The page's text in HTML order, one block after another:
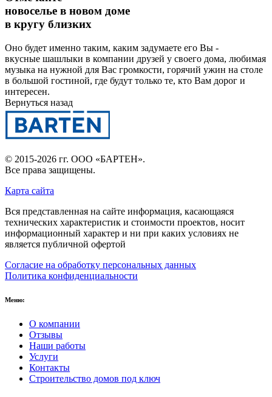
новоселье в новом доме
в кругу близких
Оно будет именно таким, каким задумаете его Вы -
вкусные шашлыки в компании друзей у своего дома, любимая
музыка на нужной для Вас громкости, горячий ужин на столе
в большой гостиной, где будут только те, кто Вам дорог и
интересен.
Вернуться назад
© 2015-2026 гг. ООО «БАРТЕН».
Все права защищены.
Карта сайта
Вся представленная на сайте информация, касающаяся
технических характеристик и стоимости проектов, носит
информационный характер и ни при каких условиях не
является публичной офертой
Согласие на обработку персональных данных
Политика конфиденциальности
Меню:
О компании
Отзывы
Наши работы
Услуги
Контакты
Строительство домов под ключ